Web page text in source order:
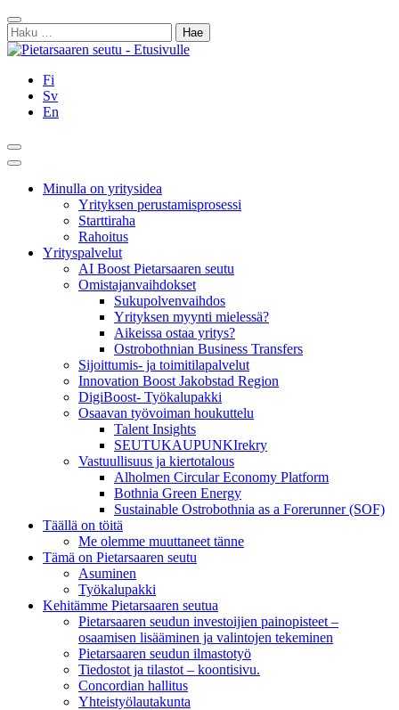
Siirry
sisältöön
Sulje
Haku:
Fi
Sv
En
Hae
Päävalikko
Minulla on yritysidea
Yrityksen perustamisprosessi
Starttiraha
Rahoitus
Yrityspalvelut
AI Boost Pietarsaaren seutu
Omistajanvaihdokset
Sukupolvenvaihdos
Yrityksen myynti mielessä?
Aikeissa ostaa yritys?
Ostrobothnian Business Transfers
Sijoittumis- ja toimitilapalvelut
Innovation Boost Jakobstad Region
DigiBoost- Työkalupakki
Osaavan työvoiman houkuttelu
Talent Insights
SEUTUKAUPUNKIrekry
Vastuullisuus ja kiertotalous
Alholmen Circular Economy Platform
Bothnia Green Energy
Sustainable Ostrobothnia as a Forerunner (SOF)
Täällä on töitä
Me olemme muuttaneet tänne
Tämä on Pietarsaaren seutu
Asuminen
Työkalupakki
Kehitämme Pietarsaaren seutua
Pietarsaaren seudun investoijien painopisteet –
osaamisen lisääminen ja valintojen tekeminen
Pietarsaaren seudun ilmastotyö
Tiedostot ja tilastot – koontisivu.
Concordian hallitus
Yhteistyölautakunta